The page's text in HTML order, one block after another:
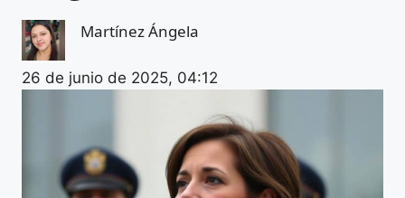
Martínez Ángela
26 de junio de 2025, 04:12